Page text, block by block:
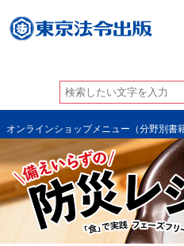
オンラインショップメニュー（分野別書